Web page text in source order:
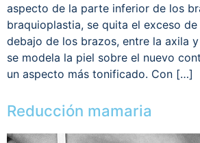
aspecto de la parte inferior de los
braquioplastia, se quita el exceso
debajo de los brazos, entre la axila
se modela la piel sobre el nuevo
un aspecto más tonificado. Con […]
Reducción mamaria